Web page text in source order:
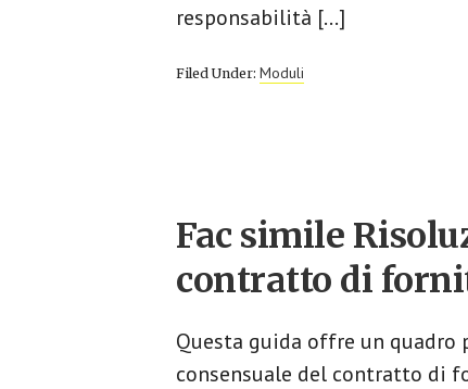
responsabilità […]
Filed Under: Moduli
Fac simile
contratto di
Questa guida offre un
consensuale del contratto di